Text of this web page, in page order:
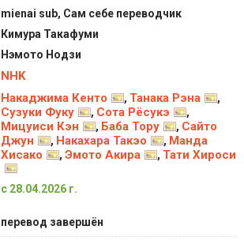
mienai sub, Сам себе переводчик
Кимура Такафуми
Нэмото Нодзи
NHK
Накаджима Кенто , Танака Рэна ,
Сузуки Фуку , Сота Рёсукэ ,
Мицуиси Кэн , Баба Тору , Сайто
Джун
, Накахара Такэо , Манда
Хисако
, Эмото Акира , Тати Хироси
с 28.04.2026 г.
перевод завершён